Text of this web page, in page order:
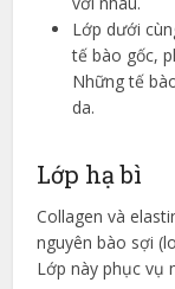
Lớp dưới
tế bào gốc,
Những tế
da.
Lớp hạ bì
Collagen và
nguyên bào sợi
Lớp này phục vụ